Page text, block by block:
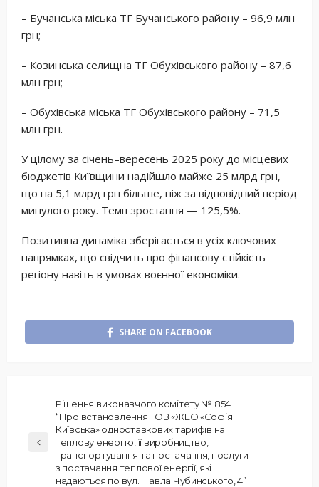
– Бучанська міська ТГ Бучанського району – 96,9 млн
грн;
– Козинська селищна ТГ Обухівського району – 87,6
млн грн;
– Обухівська міська ТГ Обухівського району – 71,5
млн грн.
У цілому за січень–вересень 2025 року до місцевих
бюджетів Київщини надійшло майже 25 млрд грн,
що на 5,1 млрд грн більше, ніж за відповідний період
минулого року. Темп зростання — 125,5%.
Позитивна динаміка зберігається в усіх ключових
напрямках, що свідчить про фінансову стійкість
регіону навіть в умовах воєнної економіки.
SHARE ON FACEBOOK
Рішення виконавчого комітету № 854
“Про встановлення ТОВ «ЖЕО «Софія
Київська» одноставкових тарифів на
теплову енергію, її виробництво,
транспортування та постачання, послуги
з постачання теплової енергії, які
надаються по вул. Павла Чубинського, 4”